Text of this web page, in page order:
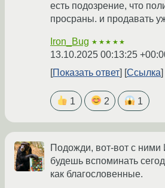
есть подозрение, что
просраны. и продавать
Iron_Bug ★★★★★
13.10.2025 00:13:25
Показать ответ
Ссылка
1 2 1
Подожди, вот-вот с ними
будешь вспоминать
как благословенные.